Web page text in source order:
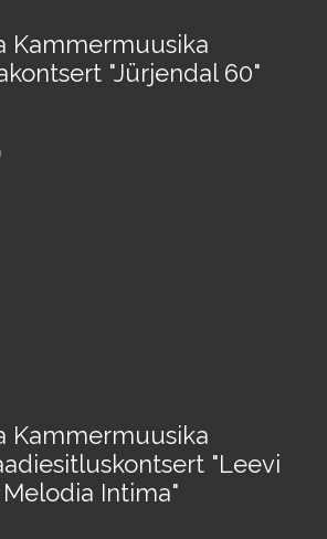
Kammermuusika
"Jürjendal 60"
Kammermuusika
"Leevi
Intima"